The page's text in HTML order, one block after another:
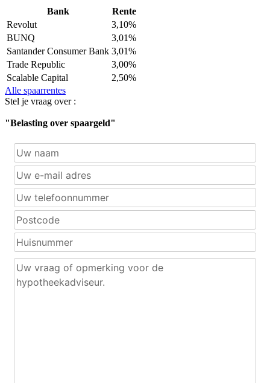
Bank
Rente
Revolut
3,10%
BUNQ
3,01%
Santander Consumer Bank 3,01%
Trade Republic
3,00%
Scalable Capital
2,50%
Alle spaarrentes
Stel je vraag over :
"Belasting over spaargeld"